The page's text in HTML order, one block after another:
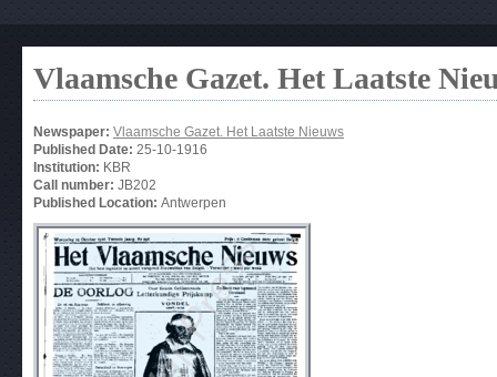
Vlaamsche Gazet. Het Laatste
Newspaper: Vlaamsche Gazet. Het Laatste Nieuws
Published Date: 25-10-1916
Institution: KBR
Call number: JB202
Published Location: Antwerpen